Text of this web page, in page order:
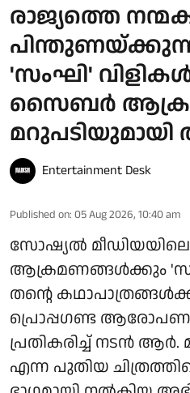
രാജ്യത്തെ
'സംഘി'
സൈബർ
Entertainment Desk
Published on: 05 Aug 2026, 10:40 am
സോഷ്യൽ
ആക്രമണങ്ങൾക്കും
തന്റെ
പ്രൊപ്പഗണ്ട
പ്രതികരിച്ച് നടൻ
എന്ന പുതിയ